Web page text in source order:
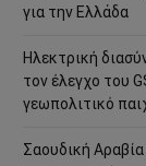
για την Ελλάδα
Ηλεκτρική
τον έλεγχο του
γεωπολιτικό
Σαουδική